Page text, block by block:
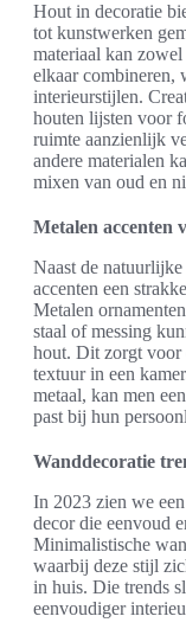
Hout in decoratie
tot kunstwerken
materiaal kan
elkaar combineren,
interieurstijlen.
houten lijsten voor
ruimte aanzienlijk
andere materialen
mixen van oud en
Metalen accenten
Naast de
accenten een
Metalen
staal of messing
hout. Dit zorgt voor
textuur in een
metaal, kan men
past bij hun
Wanddecoratie
In 2023 zien we
decor die eenvoud
Minimalistische
waarbij deze stijl
in huis. Die trends
eenvoudiger